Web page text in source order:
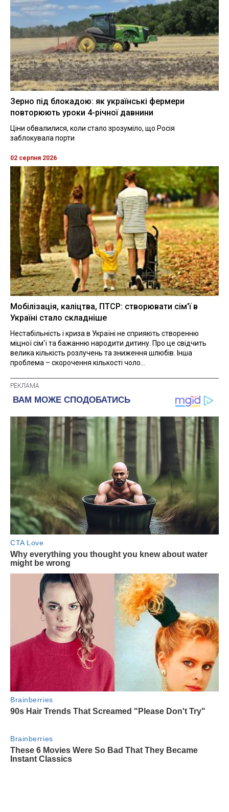
Зерно під блокадою: як українські фермери
повторюють уроки 4-річної давнини
Ціни обвалилися, коли стало зрозуміло, що Росія
заблокувала порти
02 серпня 2026
Мобілізація, каліцтва, ПТСР: створювати сім'ї в
Україні стало складніше
Нестабільність і криза в Україні не сприяють створенню
міцної сім'ї та бажанню народити дитину. Про це свідчить
велика кількість розлучень та зниження шлюбів. Інша
проблема – скорочення кількості чоло...